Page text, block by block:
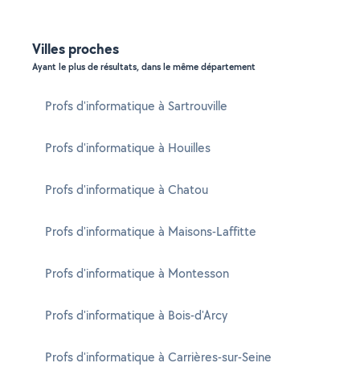
Villes proches
Ayant le plus de résultats, dans le même département
Profs d'informatique à Sartrouville
Profs d'informatique à Houilles
Profs d'informatique à Chatou
Profs d'informatique à Maisons-Laffitte
Profs d'informatique à Montesson
Profs d'informatique à Bois-d'Arcy
Profs d'informatique à Carrières-sur-Seine